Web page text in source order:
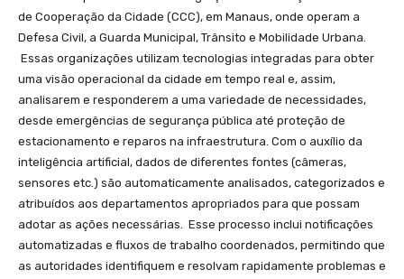
de Cooperação da Cidade (CCC), em Manaus, onde operam a
Defesa Civil, a Guarda Municipal, Trânsito e Mobilidade Urbana.
Essas organizações utilizam tecnologias integradas para obter
uma visão operacional da cidade em tempo real e, assim,
analisarem e responderem a uma variedade de necessidades,
desde emergências de segurança pública até proteção de
estacionamento e reparos na infraestrutura. Com o auxílio da
inteligência artificial, dados de diferentes fontes (câmeras,
sensores etc.) são automaticamente analisados, categorizados e
atribuídos aos departamentos apropriados para que possam
adotar as ações necessárias. Esse processo inclui notificações
automatizadas e fluxos de trabalho coordenados, permitindo que
as autoridades identifiquem e resolvam rapidamente problemas e